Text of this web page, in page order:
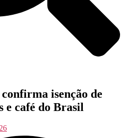
isenção de
e café do Brasil